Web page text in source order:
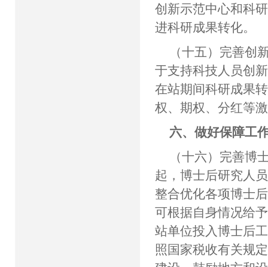
创新示范中心和科
进科研成果转化。
（十五）完善创
于支持科技人员创
在站期间科研成果
权、期权、分红等
六、做好保障工
（十六）完善博
起，博士后研究人
整合优化各项博士
可根据自身情况给
站单位投入博士后
照国家税收有关规